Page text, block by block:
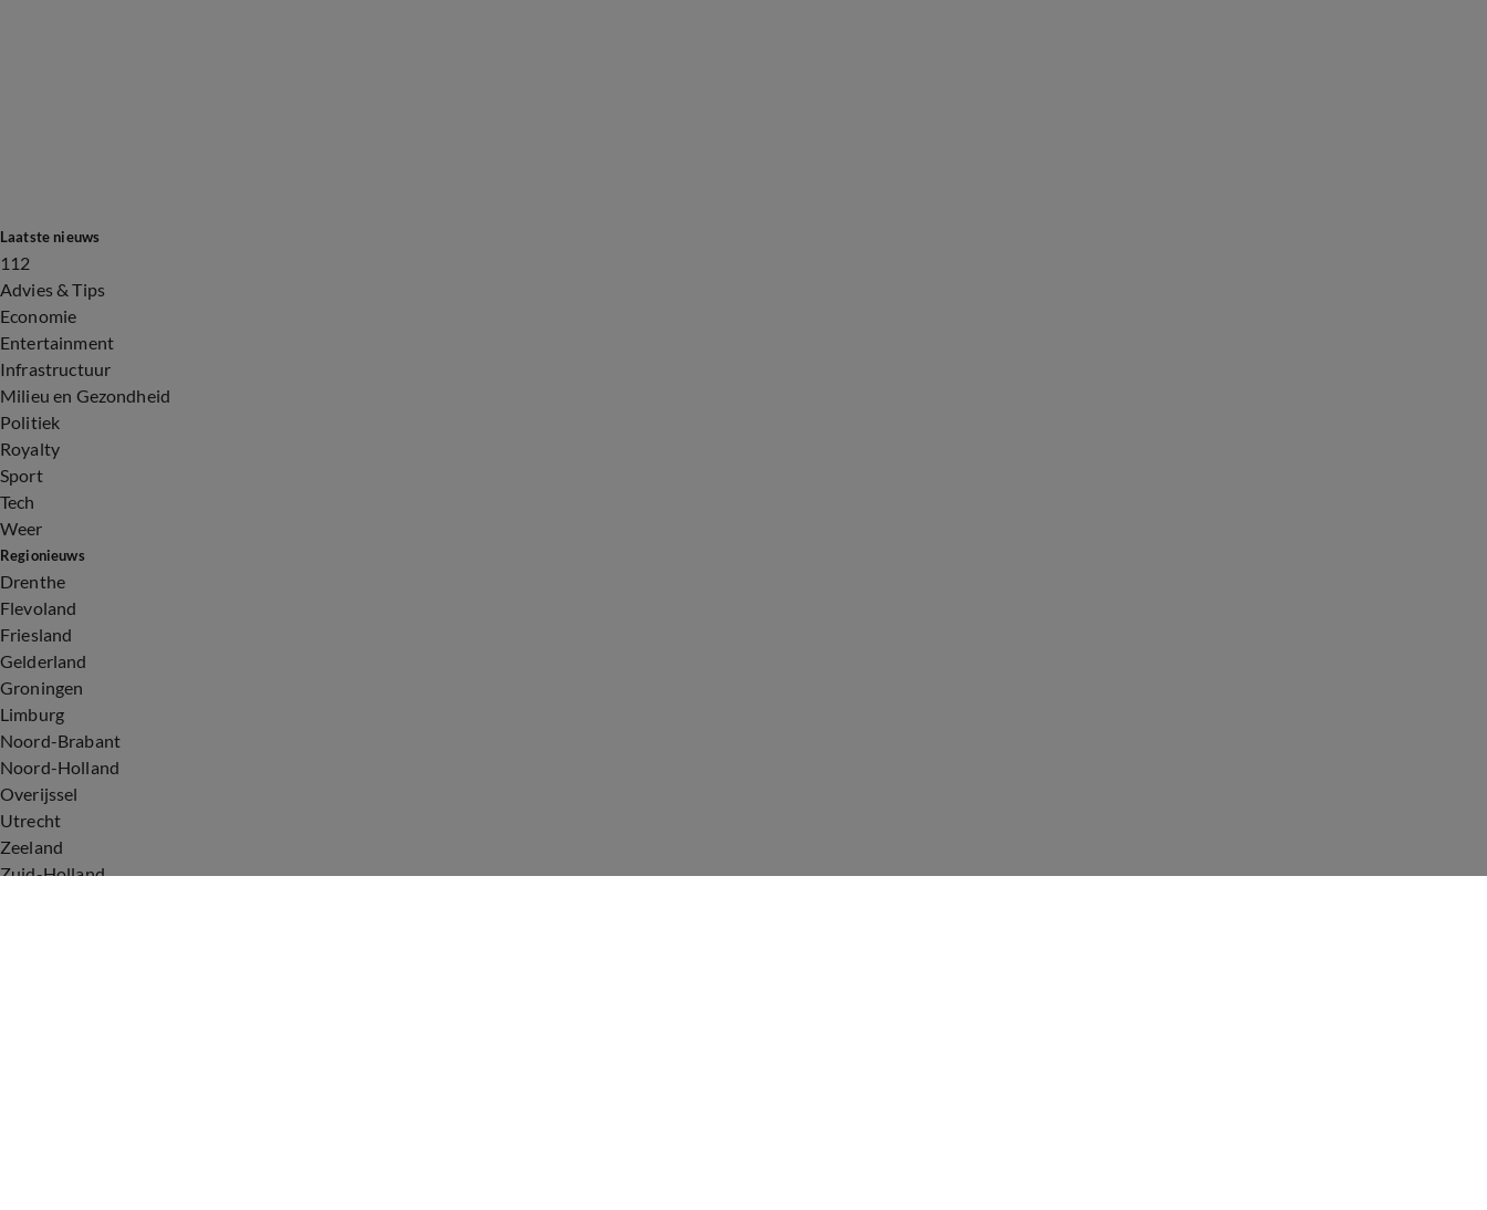
Laatste nieuws
112
Advies & Tips
Economie
Entertainment
Infrastructuur
Milieu en Gezondheid
Politiek
Royalty
Sport
Tech
Weer
Regionieuws
Drenthe
Flevoland
Friesland
Gelderland
Groningen
Limburg
Noord-Brabant
Noord-Holland
Overijssel
Utrecht
Zeeland
Zuid-Holland